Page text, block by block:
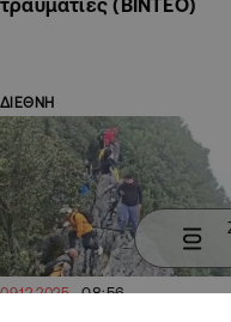
τραυματίες (ΒΙΝΤΕΟ)
ΔΙΕΘΝΗ
09.12.2025 08:56